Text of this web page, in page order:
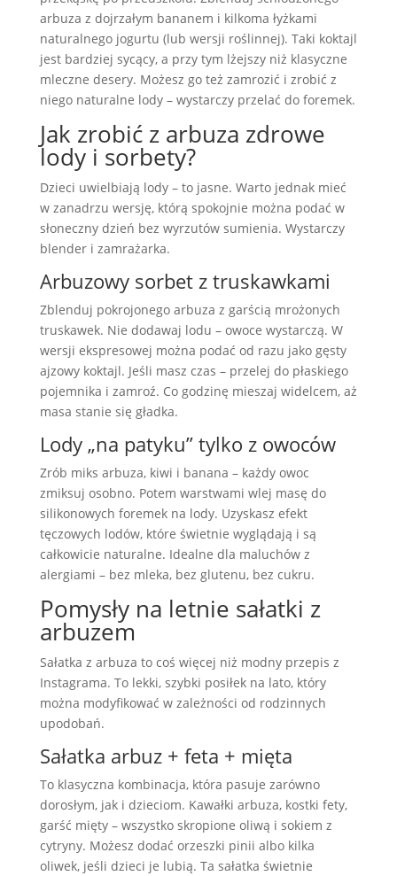
arbuza z dojrzałym bananem i kilkoma łyżkami
naturalnego jogurtu (lub wersji roślinnej). Taki koktajl
jest bardziej sycący, a przy tym lżejszy niż klasyczne
mleczne desery. Możesz go też zamrozić i zrobić z
niego naturalne lody – wystarczy przelać do foremek.
Jak zrobić z arbuza zdrowe
lody i sorbety?
Dzieci uwielbiają lody – to jasne. Warto jednak mieć
w zanadrzu wersję, którą spokojnie można podać w
słoneczny dzień bez wyrzutów sumienia. Wystarczy
blender i zamrażarka.
Arbuzowy sorbet z truskawkami
Zblenduj pokrojonego arbuza z garścią mrożonych
truskawek. Nie dodawaj lodu – owoce wystarczą. W
wersji ekspresowej można podać od razu jako gęsty
ajzowy koktajl. Jeśli masz czas – przelej do płaskiego
pojemnika i zamroź. Co godzinę mieszaj widelcem, aż
masa stanie się gładka.
Lody „na patyku” tylko z owoców
Zrób miks arbuza, kiwi i banana – każdy owoc
zmiksuj osobno. Potem warstwami wlej masę do
silikonowych foremek na lody. Uzyskasz efekt
tęczowych lodów, które świetnie wyglądają i są
całkowicie naturalne. Idealne dla maluchów z
alergiami – bez mleka, bez glutenu, bez cukru.
Pomysły na letnie sałatki z
arbuzem
Sałatka z arbuza to coś więcej niż modny przepis z
Instagrama. To lekki, szybki posiłek na lato, który
można modyfikować w zależności od rodzinnych
upodobań.
Sałatka arbuz + feta + mięta
To klasyczna kombinacja, która pasuje zarówno
dorosłym, jak i dzieciom. Kawałki arbuza, kostki fety,
garść mięty – wszystko skropione oliwą i sokiem z
cytryny. Możesz dodać orzeszki pinii albo kilka
oliwek, jeśli dzieci je lubią. Ta sałatka świetnie